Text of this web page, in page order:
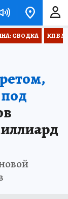
СВОДКА КП В